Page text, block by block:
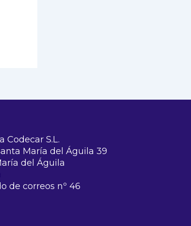
Codecar S.L.
María del Águila 39
del Águila
de correos nº 46